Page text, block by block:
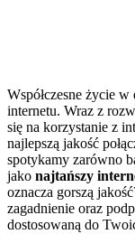
Współczesne życie
internetu. Wraz z
się na korzystanie z
najlepszą jakość
spotykamy zarówno
jako najtańszy
oznacza gorszą
zagadnienie oraz
dostosowaną do